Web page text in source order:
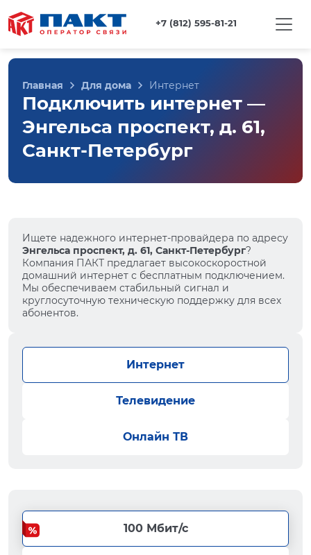
+7 (812) 595-81-21
Главная Для дома Интернет
Подключить интернет —
Энгельса проспект, д. 61,
Санкт-Петербург
Ищете надежного интернет-провайдера по адресу
Энгельса проспект, д. 61, Санкт-Петербург?
Компания ПАКТ предлагает высокоскоростной
домашний интернет с бесплатным подключением.
Мы обеспечиваем стабильный сигнал и
круглосуточную техническую поддержку для всех
абонентов.
Интернет
Телевидение
Онлайн ТВ
100 Мбит/с